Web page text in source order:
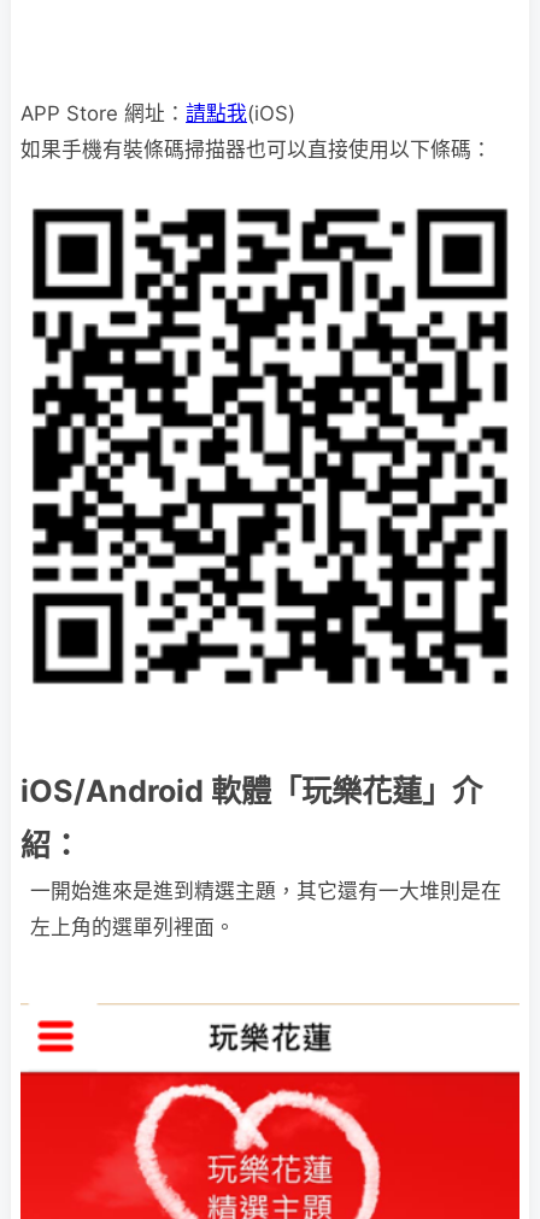
APP Store 網址： 請點我(iOS)
如果手機有裝條碼掃描器也可以直接使用以下條碼：
iOS/Android 軟體「玩樂花蓮」介
紹：
一開始進來是進到精選主題，其它還有一大堆則是在
左上角的選單列裡面。